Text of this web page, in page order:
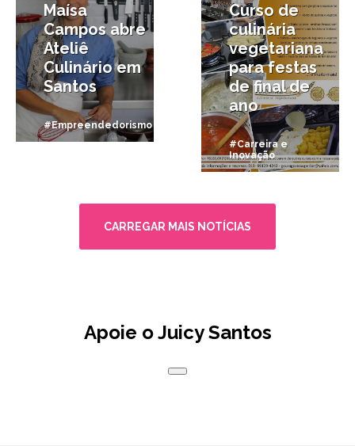
Maísa
Campos abre
Ateliê
Culinário em
Santos
#Empreendedorismo
Curso de
culinária
vegetariana
para festas
de final de
ano
#Carreira e
Inovação
CARREGAR MAIS NOTÍCIAS
Apoie o Juicy Santos